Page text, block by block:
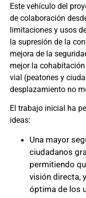
Este vehículo del
de colaboración
limitaciones y usos
la supresión de la
mejora de la
mejor la
vial (peatones y
desplazamiento no
El trabajo inicial ha
ideas:
Una mayor
ciudadanos
permitiendo
visión directa,
óptima de los